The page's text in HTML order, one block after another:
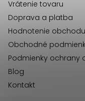
Vrátenie tovaru
Doprava a platba
Hodnotenie obchodu
Obchodné
Podmienky ochrany
Blog
Kontakt